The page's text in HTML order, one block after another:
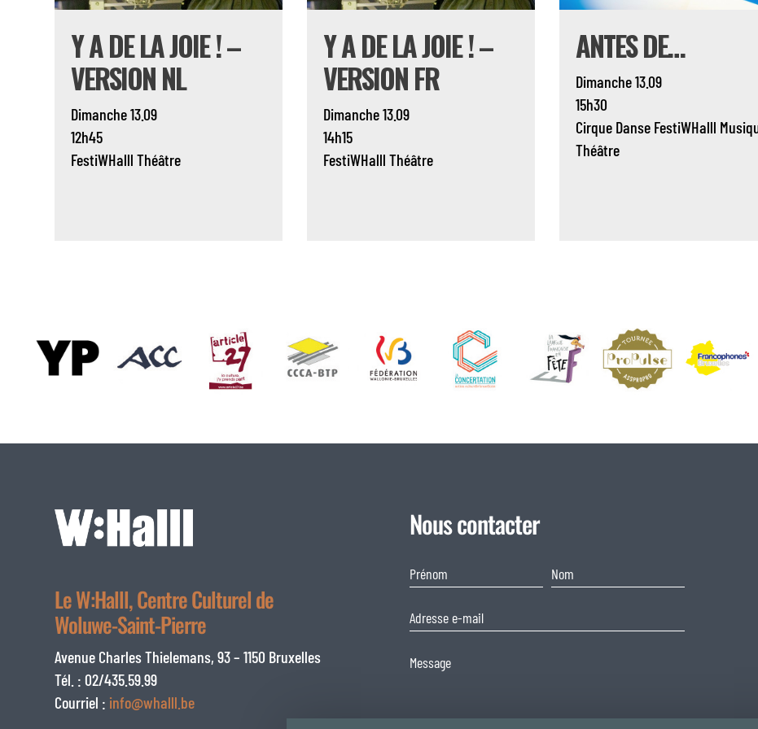
Y A DE LA JOIE ! –
VERSION NL
Dimanche 13.09
12h45
FestiWHalll Théâtre
Y A DE LA JOIE ! –
VERSION FR
Dimanche 13.09
14h15
FestiWHalll Théâtre
ANTES DE…
Dimanche 13.09
15h30
Cirque Danse FestiWHalll
Théâtre
Le W:Halll, Centre Culturel de
Woluwe-Saint-Pierre
Avenue Charles Thielemans, 93 – 1150 Bruxelles
Tél. : 02/435.59.99
Courriel : info@whalll.be
Nous contacter